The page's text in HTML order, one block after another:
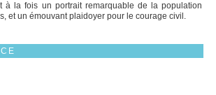
à la fois un portrait remarquable de la population
et un émouvant plaidoyer pour le courage civil.